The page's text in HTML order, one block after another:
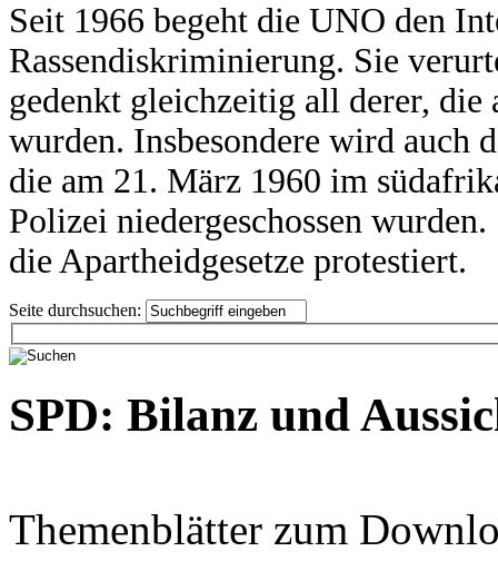
Seit 1966 begeht die UNO den
Rassendiskriminierung. Sie
gedenkt gleichzeitig all derer, die
wurden. Insbesondere wird auch
die am 21. März 1960 im
Polizei niedergeschossen
die Apartheidgesetze protestiert.
Seite durchsuchen:
SPD: Bilanz und
Themenblätter zum